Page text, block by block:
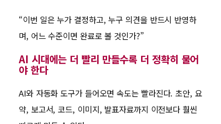
“이번 일은 누가 결정하고, 누구 의견을 반드시 반영하
며, 어느 수준이면 완료로 볼 것인가?”
AI 시대에는 더 빨리 만들수록 더 정확히 물어
야 한다
AI와 자동화 도구가 들어오면 속도는 빨라진다. 초안, 요
약, 보고서, 코드, 이미지, 발표자료까지 이전보다 훨씬